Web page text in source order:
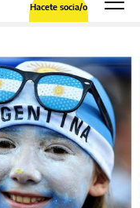
Hacete socia/o